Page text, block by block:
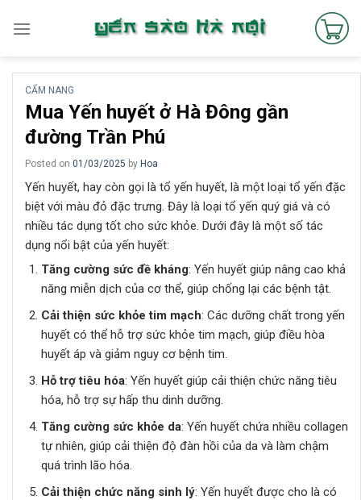
CẨM NANG
Mua Yến huyết ở Hà Đông gần
đường Trần Phú
Posted on 01/03/2025 by Hoa
Yến huyết, hay còn gọi là tổ yến huyết, là một loại tổ yến đặc
biệt với màu đỏ đặc trưng. Đây là loại tổ yến quý giá và có
nhiều tác dụng tốt cho sức khỏe. Dưới đây là một số tác
dụng nổi bật của yến huyết:
Tăng cường sức đề kháng: Yến huyết giúp nâng cao khả
năng miễn dịch của cơ thể, giúp chống lại các bệnh tật.
Cải thiện sức khỏe tim mạch: Các dưỡng chất trong yến
huyết có thể hỗ trợ sức khỏe tim mạch, giúp điều hòa
huyết áp và giảm nguy cơ bệnh tim.
Hỗ trợ tiêu hóa: Yến huyết giúp cải thiện chức năng tiêu
hóa, hỗ trợ sự hấp thu dinh dưỡng.
Tăng cường sức khỏe da: Yến huyết chứa nhiều collagen
tự nhiên, giúp cải thiện độ đàn hồi của da và làm chậm
quá trình lão hóa.
Cải thiện chức năng sinh lý: Yến huyết được cho là có